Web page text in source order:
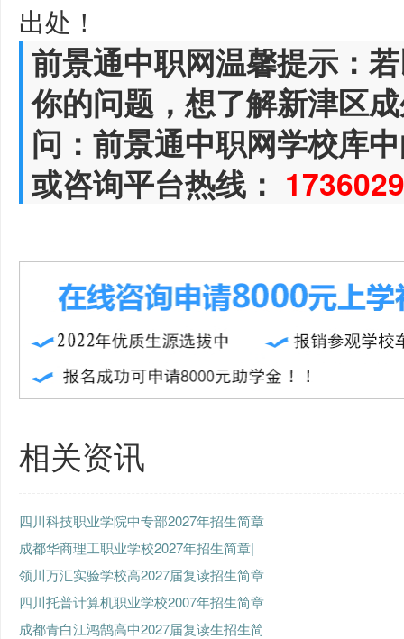
出处！
前景通中职网温馨提示：
你的问题，想了解新津区
问：前景通中职网学校库
或咨询平台热线：
相关资讯
四川科技职业学院中专部2027年招生简章
成都华商理工职业学校2027年招生简章|
领川万汇实验学校高2027届复读招生简章
四川托普计算机职业学校2007年招生简章
成都青白江鸿鹄高中2027届复读生招生简